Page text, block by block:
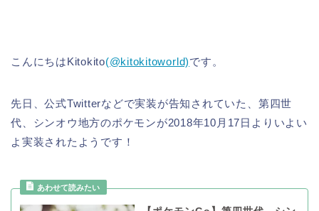
こんにちはKitokito(@kitokitoworld)です。
先日、公式Twitterなどで実装が告知されていた、第四世
代、シンオウ地方のポケモンが2018年10月17日よりいよい
よ実装されたようです！